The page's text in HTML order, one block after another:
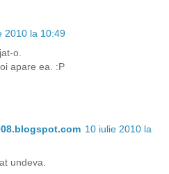
2010 la 10:49
o.
apare ea. :P
10 iulie 2010 la
undeva.